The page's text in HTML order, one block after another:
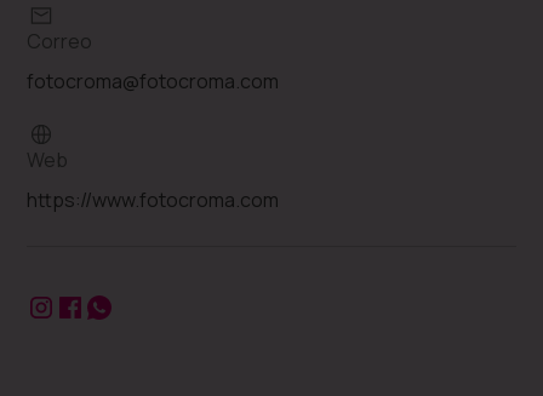
Correo
fotocroma@fotocroma.com
Web
https://www.fotocroma.com